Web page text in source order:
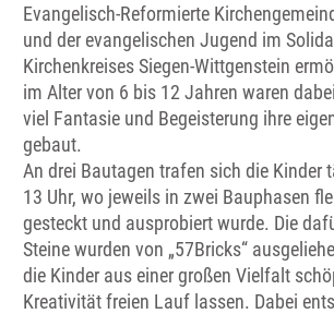
Evangelisch-Reformierte
und der evangelischen Jugend im
Kirchenkreises Siegen-Wittgenstein
im Alter von 6 bis 12 Jahren waren
viel Fantasie und Begeisterung ihre
gebaut.
An drei Bautagen trafen sich die Kinder
13 Uhr, wo jeweils in zwei Bauphasen
gesteckt und ausprobiert wurde. Die
Steine wurden von „57Bricks“
die Kinder aus einer großen Vielfalt
Kreativität freien Lauf lassen. Dabei